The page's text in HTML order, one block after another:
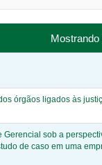
Mostrando
órgãos ligados às
sob a
de caso em uma